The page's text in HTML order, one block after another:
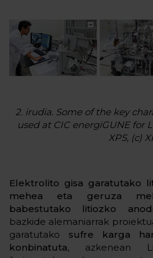
2. irudia. Some of the key
used at CIC energiGUNE for
XPS, (c)
Elektrolito gisa garatutako
mehea eta geruza
babestutako litiozko
bazkide alemaniarrak
garatutako sufre karga
konbinatuta, azkenean